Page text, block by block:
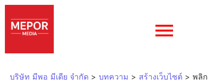
บริษัท มีพอ มีเดีย จำกัด > บทความ > สร้างเว็บไซต์ > พลิก